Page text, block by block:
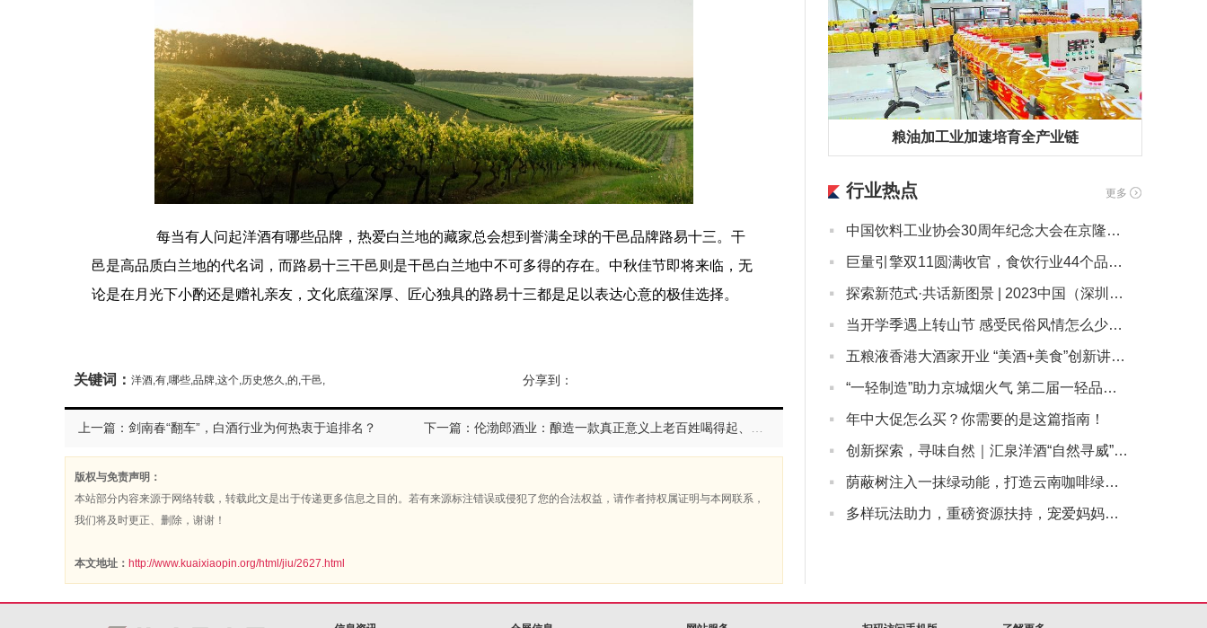
每当有人问起洋酒有哪些品牌，热爱白兰地的藏家总会想到誉满全球的干邑品牌路易十三。干
邑是高品质白兰地的代名词，而路易十三干邑则是干邑白兰地中不可多得的存在。中秋佳节即将来临，无
论是在月光下小酌还是赠礼亲友，文化底蕴深厚、匠心独具的路易十三都是足以表达心意的极佳选择。
关键词： 洋酒,有,哪些,品牌,这个,历史悠久,的,干邑, 分享到：
上一篇：剑南春“翻车”，白酒行业为何热衷于追排名？ 下一篇：伦渤郎酒业：酿造一款真正意义上老百姓喝得起、叫得响的白酒
版权与免责声明：
本站部分内容来源于网络转载，转载此文是出于传递更多信息之目的。若有来源标注错误或侵犯了您的合法权益，请作者持权属证明与本网联系，
我们将及时更正、删除，谢谢！
本文地址： http://www.kuaixiaopin.org/html/jiu/2627.html
粮油加工业加速培育全产业链
行业热点 更多
· 中国饮料工业协会30周年纪念大会在京隆重召开，康师傅受邀参会
· 巨量引擎双11圆满收官，食饮行业44个品牌GMV超千万
· 探索新范式·共话新图景 | 2023中国（深圳）新茶饮大会顺利启幕
· 当开学季遇上转山节 感受民俗风情怎么少的了金口健防蛀漱口水
· 五粮液香港大酒家开业 “美酒+美食”创新讲好中国白酒故事
· “一轻制造”助力京城烟火气 第二届一轻品牌嘉年华拉开帷幕
· 年中大促怎么买？你需要的是这篇指南！
· 创新探索，寻味自然｜汇泉洋酒“自然寻威”二次陈年威士忌体验活动举办
· 荫蔽树注入一抹绿动能，打造云南咖啡绿色经济发展强引擎
· 多样玩法助力，重磅资源扶持，宠爱妈妈，就左滑逛抖音商城